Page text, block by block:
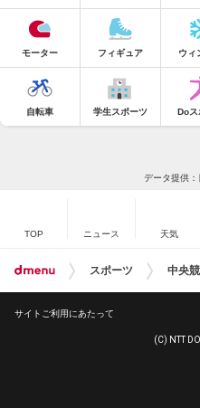
モーター フィギュア ウィ
自転車 学生スポーツ Doス
データ提供
TOP ニュース 天気
スポーツ 中央
サイトご利用にあたって
(C) NTT